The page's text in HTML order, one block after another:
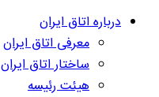
درباره اتاق ایران
معرفی اتاق ایران
ساختار اتاق ایران
هیئت رئیسه